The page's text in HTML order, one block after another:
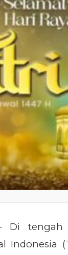
Di tengah
Indonesia